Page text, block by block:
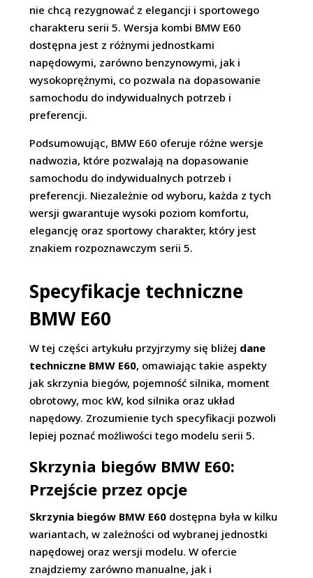
nie chcą rezygnować z elegancji i sportowego
charakteru serii 5. Wersja kombi BMW E60
dostępna jest z różnymi jednostkami
napędowymi, zarówno benzynowymi, jak i
wysokoprężnymi, co pozwala na dopasowanie
samochodu do indywidualnych potrzeb i
preferencji.
Podsumowując, BMW E60 oferuje różne wersje
nadwozia, które pozwalają na dopasowanie
samochodu do indywidualnych potrzeb i
preferencji. Niezależnie od wyboru, każda z tych
wersji gwarantuje wysoki poziom komfortu,
elegancję oraz sportowy charakter, który jest
znakiem rozpoznawczym serii 5.
Specyfikacje techniczne
BMW E60
W tej części artykułu przyjrzymy się bliżej dane
techniczne BMW E60, omawiając takie aspekty
jak skrzynia biegów, pojemność silnika, moment
obrotowy, moc kW, kod silnika oraz układ
napędowy. Zrozumienie tych specyfikacji pozwoli
lepiej poznać możliwości tego modelu serii 5.
Skrzynia biegów BMW E60:
Przejście przez opcje
Skrzynia biegów BMW E60 dostępna była w kilku
wariantach, w zależności od wybranej jednostki
napędowej oraz wersji modelu. W ofercie
znajdziemy zarówno manualne, jak i